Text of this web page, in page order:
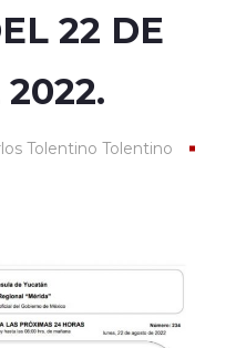
22 DE
2022.
Tolentino Tolentino